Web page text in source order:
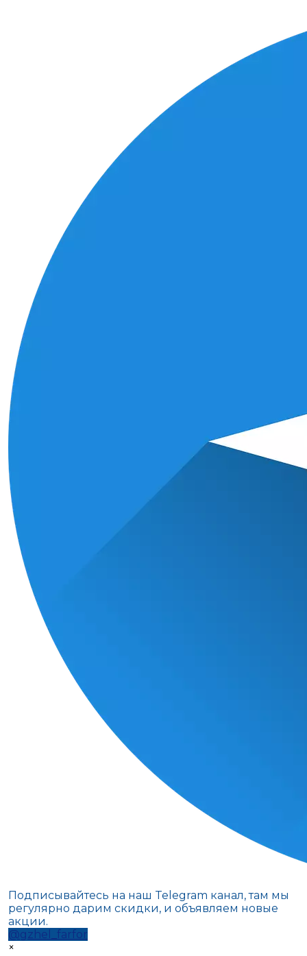
Подписывайтесь на наш Telegram канал, там мы
регулярно дарим скидки, и объявляем новые
акции.
@gzhel_farfor
×